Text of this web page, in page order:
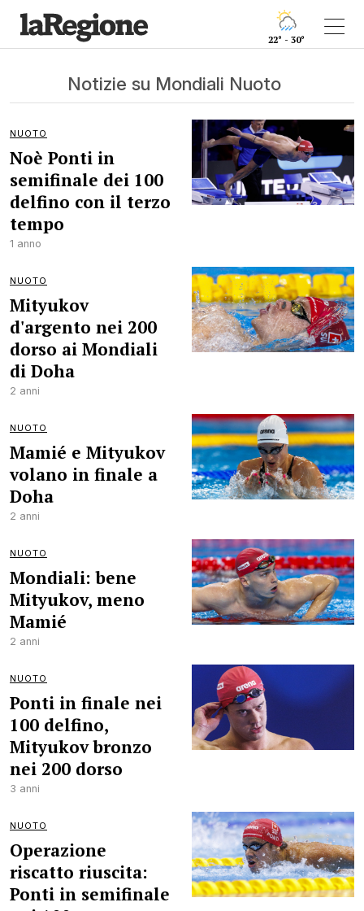
22° - 30°
Notizie su Mondiali Nuoto
NUOTO
Noè Ponti in
semifinale dei 100
delfino con il terzo
tempo
1 anno
NUOTO
Mityukov
d'argento nei 200
dorso ai Mondiali
di Doha
2 anni
NUOTO
Mamié e Mityukov
volano in finale a
Doha
2 anni
NUOTO
Mondiali: bene
Mityukov, meno
Mamié
2 anni
NUOTO
Ponti in finale nei
100 delfino,
Mityukov bronzo
nei 200 dorso
3 anni
NUOTO
Operazione
riscatto riuscita:
Ponti in semifinale